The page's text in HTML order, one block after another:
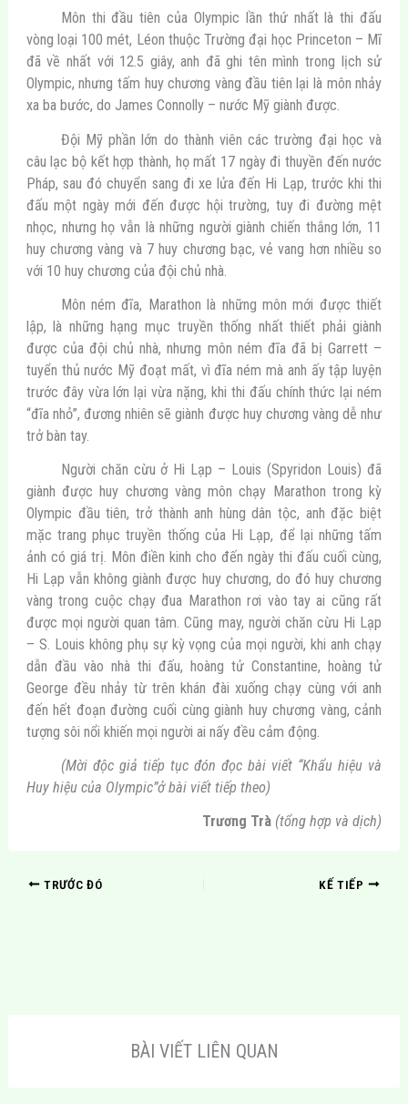
BÀI VIẾT LIÊN QUAN
Môn thi đầu tiên của Olympic lần thứ nhất là thi đấu
vòng loại 100 mét, Léon thuộc Trường đại học Princeton – Mĩ
đã về nhất với 12.5 giây, anh đã ghi tên mình trong lịch sử
Olympic, nhưng tấm huy chương vàng đầu tiên lại là môn nhảy
xa ba bước, do James Connolly – nước Mỹ giành được.
Đội Mỹ phần lớn do thành viên các trường đại học và
câu lạc bộ kết hợp thành, họ mất 17 ngày đi thuyền đến nước
Pháp, sau đó chuyển sang đi xe lửa đến Hi Lạp, trước khi thi
đấu một ngày mới đến được hội trường, tuy đi đường mệt
nhọc, nhưng họ vẫn là những người giành chiến thắng lớn, 11
huy chương vàng và 7 huy chương bạc, vẻ vang hơn nhiều so
với 10 huy chương của đội chủ nhà.
Môn ném đĩa, Marathon là những môn mới được thiết
lập, là những hạng mục truyền thống nhất thiết phải giành
được của đội chủ nhà, nhưng môn ném đĩa đã bị Garrett –
tuyển thủ nước Mỹ đoạt mất, vì đĩa ném mà anh ấy tập luyện
trước đây vừa lớn lại vừa nặng, khi thi đấu chính thức lại ném
“đĩa nhỏ”, đương nhiên sẽ giành được huy chương vàng dễ như
trở bàn tay.
Người chăn cừu ở Hi Lạp – Louis (Spyridon Louis) đã
giành được huy chương vàng môn chạy Marathon trong kỳ
Olympic đầu tiên, trở thành anh hùng dân tộc, anh đặc biệt
mặc trang phục truyền thống của Hi Lạp, để lại những tấm
ảnh có giá trị. Môn điền kinh cho đến ngày thi đấu cuối cùng,
Hi Lạp vẫn không giành được huy chương, do đó huy chương
vàng trong cuộc chạy đua Marathon rơi vào tay ai cũng rất
được mọi người quan tâm. Cũng may, người chăn cừu Hi Lạp
– S. Louis không phụ sự kỳ vọng của mọi người, khi anh chạy
dẫn đầu vào nhà thi đấu, hoàng tử Constantine, hoàng tử
George đều nhảy từ trên khán đài xuống chạy cùng với anh
đến hết đoạn đường cuối cùng giành huy chương vàng, cảnh
tượng sôi nổi khiến mọi người ai nấy đều cảm động.
(Mời độc giả tiếp tục đón đọc bài viết “Khẩu hiệu và
Huy hiệu của Olympic”ở bài viết tiếp theo)
Trương Trà (tổng hợp và dịch)
TRƯỚC ĐÓ KẾ TIẾP